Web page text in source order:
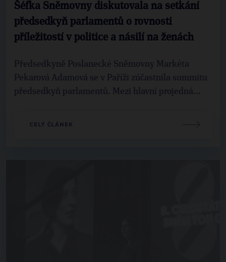
Šéfka Sněmovny diskutovala na setkání
předsedkyň parlamentů o rovnosti
příležitostí v politice a násilí na ženách
Předsedkyně Poslanecké Sněmovny Markéta
Pekarová Adamová se v Paříži zúčastnila summitu
předsedkyň parlamentů. Mezi hlavní projedná...
CELÝ ČLÁNEK